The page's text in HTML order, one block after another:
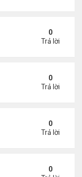
trước đầu ôtô
0
Trả lời
0
Trả lời
tiêu hóa
0
Trả lời
cân
0